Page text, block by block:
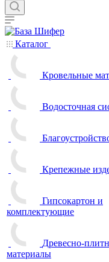
Каталог
Кровельные
Водосточная
Крепежные
Гипсокартон и
комплектующие
Древесно-
материалы